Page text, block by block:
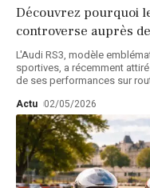
Découvrez pourquoi
controverse auprès
L'Audi RS3, modèle
sportives, a récemment
de ses performances sur
Actu 02/05/2026